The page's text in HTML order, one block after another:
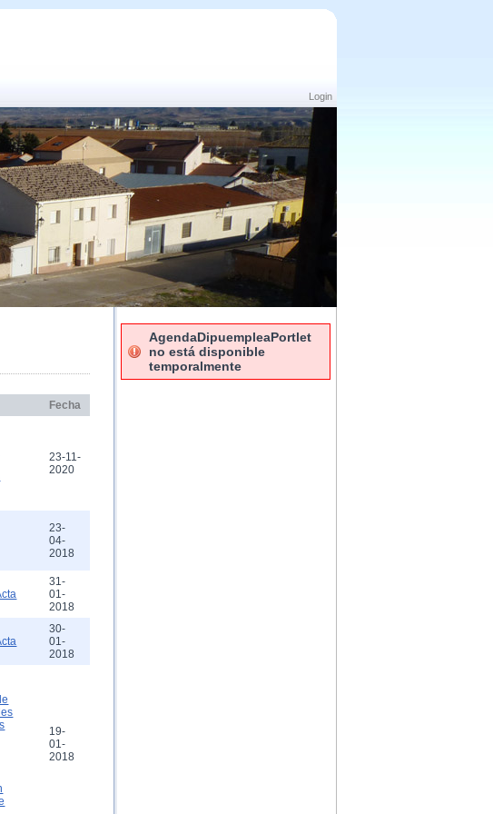
Login
Fecha
23-11-
2020
23-
04-
2018
31-
01-
2018
30-
01-
2018
19-
01-
2018
AgendaDipuempleaPortlet
no está disponible
temporalmente